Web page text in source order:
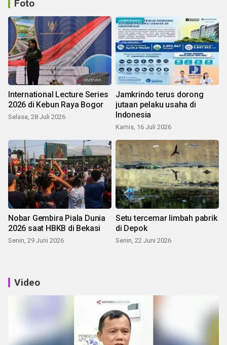
Foto
International Lecture Series
2026 di Kebun Raya Bogor
Selasa, 28 Juli 2026
Jamkrindo terus dorong
jutaan pelaku usaha di
Indonesia
Kamis, 16 Juli 2026
Nobar Gembira Piala Dunia
2026 saat HBKB di Bekasi
Senin, 29 Juni 2026
Setu tercemar limbah pabrik
di Depok
Senin, 22 Juni 2026
Video